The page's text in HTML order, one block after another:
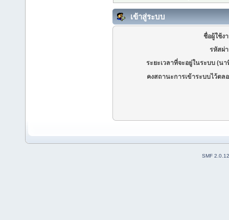
เข้าสู่ระบบ
ชื่อผู้ใช้ง
รหัสผ่
ระยะเวลาที่จะอยู่ในระบบ (นา
คงสถานะการเข้าระบบไว้ตล
SMF 2.0.12